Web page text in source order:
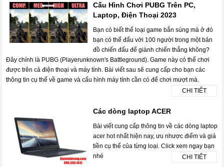
Cấu Hình Chơi PUBG Trên PC,
Laptop, Điện Thoại 2023
Bạn có biết thể loại game bắn súng mà ở đó
bạn có thể đấu với 100 người trong một bản
đồ chiến đấu để giành chiến thắng không?
Đây chính là PUBG (Playerunknown's Battleground). Game này có thể chơi
được trên cả điện thoại và máy tính. Bài viết sau sẽ cung cấp cho bạn các
thông tin cụ thể về game và cấu hình máy tính cần có để chơi mượt mà.
CHI TIẾT
Các dòng laptop ACER
Bài viết cung cấp thông tin về các dòng laptop
acer hot nhất hiện nay, ưu nhược điểm và giá
tiền cụ thể của từng loại. Click xem ngay bạn
nhé
CHI TIẾT